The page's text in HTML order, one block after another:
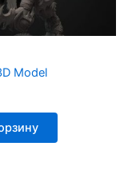
Model